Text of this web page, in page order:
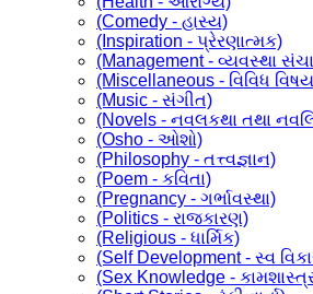
(Comedy - હાસ્ય)
(Inspiration - પ્રેરણાત્મક)
(Management - વ્યવસ્થા
(Miscellaneous - વિવિધ
(Music - સંગીત)
(Novels - નવલકથા તથા
(Osho - ઓશો)
(Philosophy - તત્ત્વજ્ઞાન)
(Poem - કવિતા)
(Pregnancy - ગર્ભાવસ્થા)
(Politics - રાજકારણ)
(Religious - ધાર્મિક)
(Self Development - સ્વ
(Sex Knowledge -